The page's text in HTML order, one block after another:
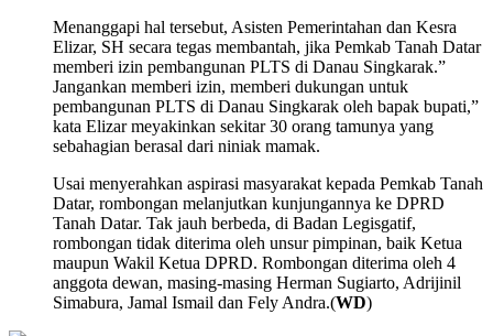
Menanggapi hal tersebut, Asisten Pemerintahan dan Kesra
Elizar, SH secara tegas membantah, jika Pemkab Tanah Datar
memberi izin pembangunan PLTS di Danau Singkarak.”
Jangankan memberi izin, memberi dukungan untuk
pembangunan PLTS di Danau Singkarak oleh bapak bupati,”
kata Elizar meyakinkan sekitar 30 orang tamunya yang
sebahagian berasal dari niniak mamak.
Usai menyerahkan aspirasi masyarakat kepada Pemkab Tanah
Datar, rombongan melanjutkan kunjungannya ke DPRD
Tanah Datar. Tak jauh berbeda, di Badan Legisgatif,
rombongan tidak diterima oleh unsur pimpinan, baik Ketua
maupun Wakil Ketua DPRD. Rombongan diterima oleh 4
anggota dewan, masing-masing Herman Sugiarto, Adrijinil
Simabura, Jamal Ismail dan Fely Andra.(WD)